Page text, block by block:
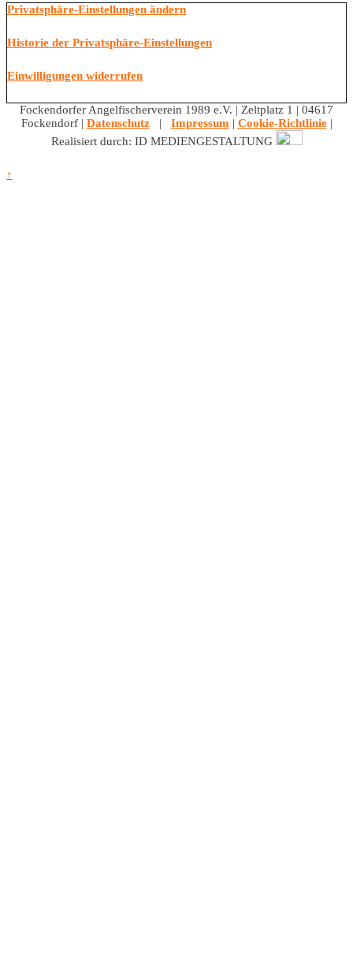
Privatsphäre-Einstellungen ändern
Historie der Privatsphäre-Einstellungen
Einwilligungen widerrufen
Fockendorfer Angelfischerverein 1989 e.V. | Zeltplatz 1 | 04617
Fockendorf | Datenschutz| Impressum | Cookie-Richtlinie|
Realisiert durch: ID MEDIENGESTALTUNG
↑